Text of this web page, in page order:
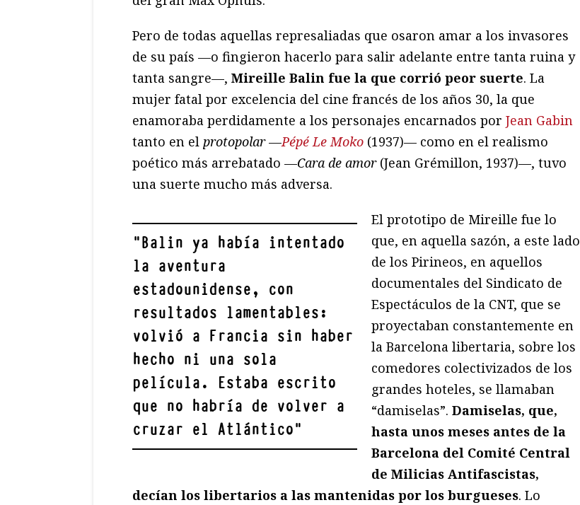
Pero de todas aquellas represaliadas que osaron amar a los invasores
de su país —o fingieron hacerlo para salir adelante entre tanta ruina y
tanta sangre—, Mireille Balin fue la que corrió peor suerte. La
mujer fatal por excelencia del cine francés de los años 30, la que
enamoraba perdidamente a los personajes encarnados por Jean Gabin
tanto en el protopolar—Pépé Le Moko (1937)— como en el realismo
poético más arrebatado —Cara de amor (Jean Grémillon, 1937)—, tuvo
una suerte mucho más adversa.
"Balin ya había intentado
la aventura
estadounidense, con
resultados lamentables:
volvió a Francia sin haber
hecho ni una sola
película. Estaba escrito
que no habría de volver a
cruzar el Atlántico"
El prototipo de Mireille fue lo
que, en aquella sazón, a este lado
de los Pirineos, en aquellos
documentales del Sindicato de
Espectáculos de la CNT, que se
proyectaban constantemente en
la Barcelona libertaria, sobre los
comedores colectivizados de los
grandes hoteles, se llamaban
“damiselas”.Damiselas, que,
hasta unos meses antes de la
Barcelona del Comité Central
de Milicias Antifascistas,
decían los libertarios a las mantenidas por los burgueses. Lo